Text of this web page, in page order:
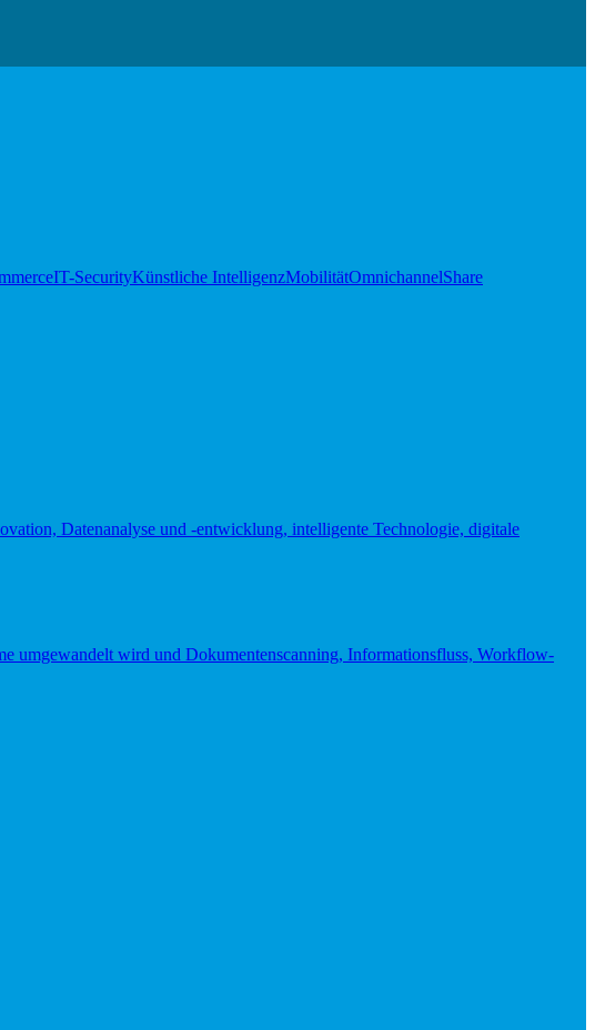
IT-SecurityKünstliche IntelligenzMobilitätOmnichannelShare